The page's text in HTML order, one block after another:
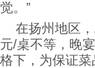
觉。”
在扬州地区
元/桌不等，晚
格下，为保证